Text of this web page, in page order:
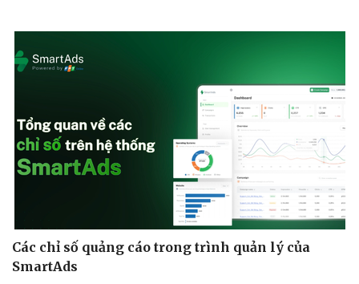
Sức khỏe
Dinh dưỡng - món ngon
Nhi khoa
Nam khoa
Làm đẹp - giảm cân
Phòng mạch online
Blog
Tình yêu - Gia đình
Các chỉ số quảng cáo trong trình quản lý của
SmartAds